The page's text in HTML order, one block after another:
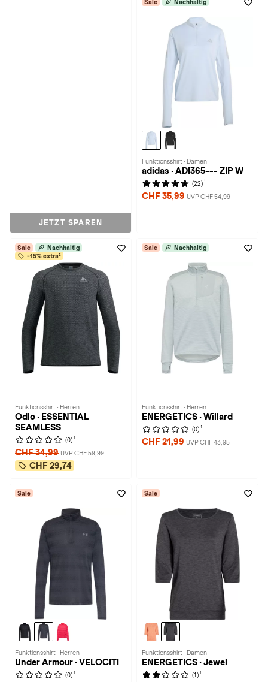
JETZT SPAREN
Sale Nachhaltig
Funktionsshirt · Damen
adidas · ADI365--- ZIP W
(22) 1
CHF 35,99 UVP CHF 54,99
Sale
Nachhaltig
-15% extra²
Funktionsshirt · Herren
Odlo · ESSENTIAL
SEAMLESS
(0) 1
CHF 34,99 UVP CHF 59,99
CHF 29,74
Sale Nachhaltig
Funktionsshirt · Herren
ENERGETICS · Willard
(0) 1
CHF 21,99 UVP CHF 43,95
Sale
Funktionsshirt · Herren
Under Armour · VELOCITI
(0) 1
Sale
Funktionsshirt · Damen
ENERGETICS · Jewel
(1) 1